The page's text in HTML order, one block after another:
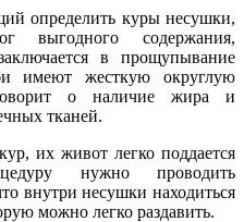
определить куры несушки,
выгодного содержания,
в прощупывание
имеют жесткую округлую
о наличие жира и
тканей.
их живот легко поддается
нужно проводить
внутри несушки находиться
можно легко раздавить.